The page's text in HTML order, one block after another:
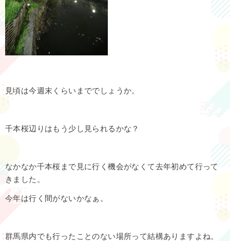
見頃は今週末くらいまででしょうか。
千本桜辺りはもう少し見られるかな？
なかなか千本桜まで見に行く機会がなくて去年初めて行って
きました。
今年は行く間がないかなぁ。
群馬県内でも行ったことのない場所って結構ありますよね。